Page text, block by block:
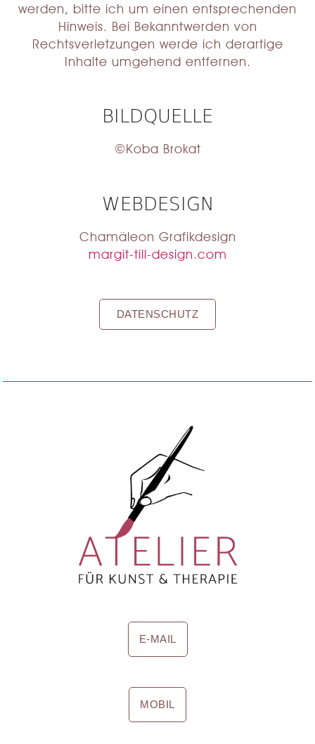
werden, bitte ich um einen entsprechenden
Hinweis. Bei Bekanntwerden von
Rechtsverletzungen werde ich derartige
Inhalte umgehend entfernen.
BILDQUELLE
©Koba Brokat
WEBDESIGN
Chamäleon Grafikdesign
margit-till-design.com
DATENSCHUTZ
E-MAIL
MOBIL